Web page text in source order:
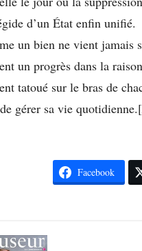
d’un État enfin unifié.
un bien ne vient jamais
un progrès dans la
tatoué sur le bras de
gérer sa vie
Facebook